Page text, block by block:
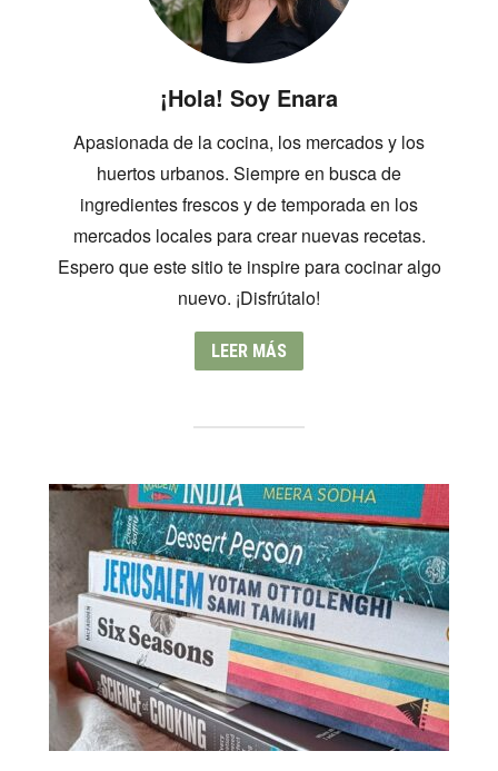
¡Hola! Soy Enara
Apasionada de la cocina, los mercados y los
huertos urbanos. Siempre en busca de
ingredientes frescos y de temporada en los
mercados locales para crear nuevas recetas.
Espero que este sitio te inspire para cocinar algo
nuevo. ¡Disfrútalo!
LEER MÁS